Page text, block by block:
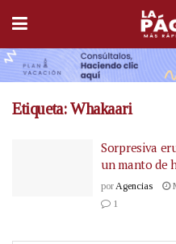
Etiqueta:Whakaari
Sorpresiva
un manto de
por Agencias
1